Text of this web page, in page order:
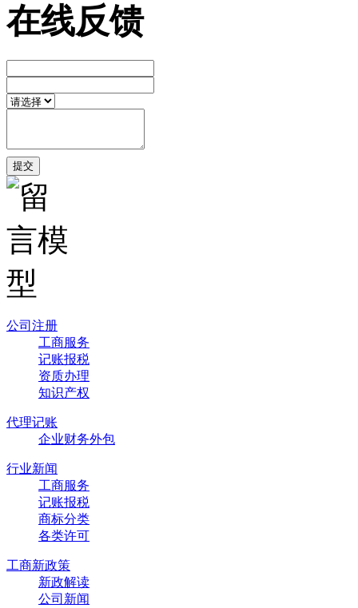
在线反馈
公司注册
工商服务
记账报税
资质办理
知识产权
代理记账
企业财务外包
行业新闻
工商服务
记账报税
商标分类
各类许可
工商新政策
新政解读
公司新闻